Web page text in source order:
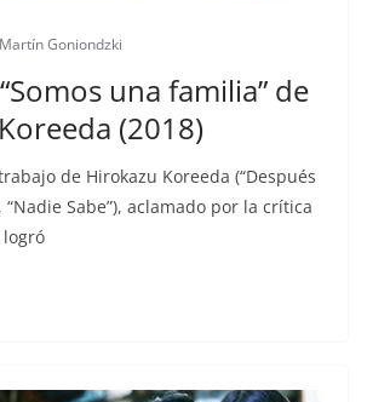
Martín Goniondzki
una familia” de
(2018)
de Hirokazu Koreeda (“Después
Sabe”), aclamado por la crítica